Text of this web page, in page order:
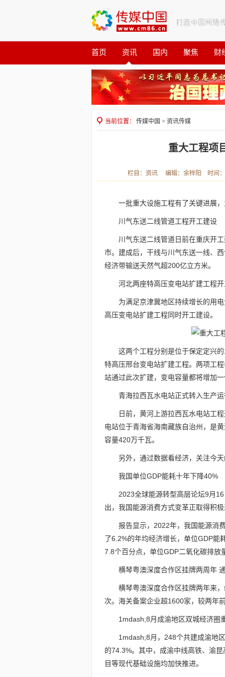
首页 资讯 国内 聚焦 财
观察 公益
当前位置： 传媒中国 > 资讯传媒
重大工程项
栏目：资讯 编辑：余梓阳 时间
一批重大设施工程有了关键进展
川气东送二线管道工程开工建设
川气东送二线管道日前在重庆开
市。建成后，干线与川气东送一线、
经济带输送天然气超200亿立方米。
河北两座特高压变电站扩建工程
为满足京津冀地区持续增长的用
高压变电站扩建工程同时开工建设。
这两个工程分别是位于保定定兴
特高压邢台变电站扩建工程。两项工
站通过此次扩建，变电容量都将增加
青海拉西瓦水电站正式转入生产
日前，黄河上游拉西瓦水电站工
电站位于青海省海南藏族自治州，是
容量420万千瓦。
另外，通过数据看经济，关注今
我国单位GDP能耗十年下降40%
2023全球能源转型高层论坛9月
出，我国能源消费方式变革正取得积
报告显示，2022年，我国能源消
了6.2%的年均经济增长，单位GDP能
7.8个百分点，单位GDP二氧化碳排放
横琴粤澳深度合作区挂牌两周年
横琴粤澳深度合作区挂牌两年来
次。海关备案企业超1600家，较两年
1mdash;8月成渝地区双城经济圈
1mdash;8月，248个共建成渝地
的74.3%。其中，成渝中线高铁、渝
目等现代基础设施均加快推进。